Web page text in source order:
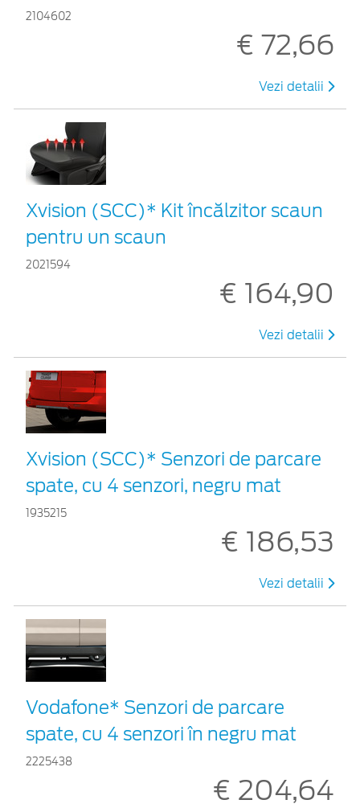
2104602
€ 72,66
Vezi detalii
Xvision (SCC)* Kit încălzitor scaun
pentru un scaun
2021594
€ 164,90
Vezi detalii
Xvision (SCC)* Senzori de parcare
spate, cu 4 senzori, negru mat
1935215
€ 186,53
Vezi detalii
Vodafone* Senzori de parcare
spate, cu 4 senzori în negru mat
2225438
€ 204,64